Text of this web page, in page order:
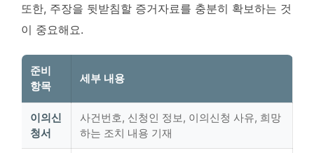
또한, 주장을 뒷받침할 증거자료를 충분히 확보하는 것
이 중요해요.
준비
항목
세부 내용
이의신
청서
사건번호, 신청인 정보, 이의신청 사유, 희망
하는 조치 내용 기재